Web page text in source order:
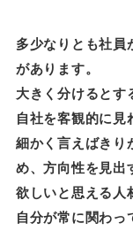
多少なりとも社
があります。
大きく分けるとす
自社を客観的に見
細かく言えばきり
め、方向性を見出
欲しいと思える人
自分が常に関わ